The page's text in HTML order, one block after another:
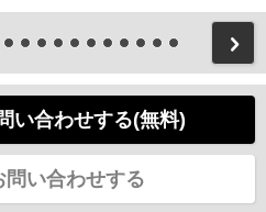
い合わせする(無料)
問い合わせする